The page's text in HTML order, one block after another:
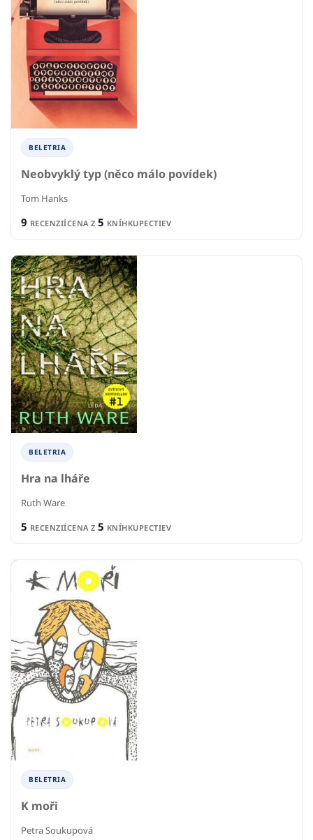
BELETRIA
Neobvyklý typ (něco málo povídek)
Tom Hanks
9 RECENZIÍCENA Z 5 KNÍHKUPECTIEV
BELETRIA
Hra na lháře
Ruth Ware
5 RECENZIÍCENA Z 5 KNÍHKUPECTIEV
BELETRIA
K moři
Petra Soukupová